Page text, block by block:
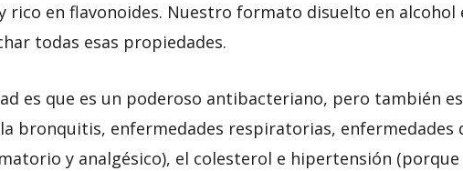
rico en flavonoides. Nuestro formato disuelto en alcohol
todas esas propiedades.
es que es un poderoso antibacteriano, pero también
bronquitis, enfermedades respiratorias,
y analgésico), el colesterol e hipertensión